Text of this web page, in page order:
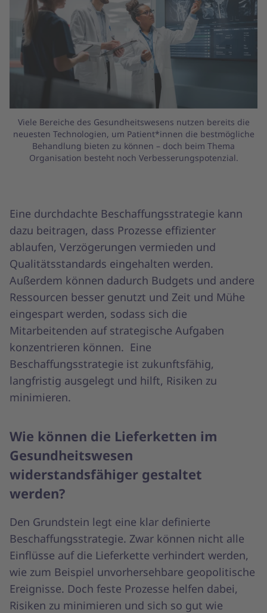
Viele Bereiche des Gesundheitswesens nutzen bereits die
neuesten Technologien, um Patient*innen die bestmögliche
Behandlung bieten zu können – doch beim Thema
Organisation besteht noch Verbesserungspotenzial.
Eine durchdachte Beschaffungsstrategie kann
dazu beitragen, dass Prozesse effizienter
ablaufen, Verzögerungen vermieden und
Qualitätsstandards eingehalten werden.
Außerdem können dadurch Budgets und andere
Ressourcen besser genutzt und Zeit und Mühe
eingespart werden, sodass sich die
Mitarbeitenden auf strategische Aufgaben
konzentrieren können. Eine
Beschaffungsstrategie ist zukunftsfähig,
langfristig ausgelegt und hilft, Risiken zu
minimieren.
Wie können die Lieferketten im
Gesundheitswesen
widerstandsfähiger gestaltet
werden?
Den Grundstein legt eine klar definierte
Beschaffungsstrategie. Zwar können nicht alle
Einflüsse auf die Lieferkette verhindert werden,
wie zum Beispiel unvorhersehbare geopolitische
Ereignisse. Doch feste Prozesse helfen dabei,
Risiken zu minimieren und sich so gut wie